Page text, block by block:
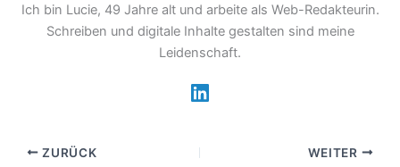
Ich bin Lucie, 49 Jahre alt und arbeite als Web-Redakteurin.
Schreiben und digitale Inhalte gestalten sind meine
Leidenschaft.
ZURÜCK WEITER